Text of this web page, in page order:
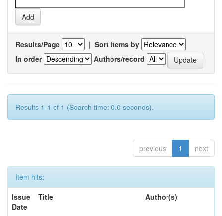
Results/Page | Sort items by
In order
Authors/record
Results 1-1 of 1 (Search time: 0.0 seconds).
previous 1 next
Item hits:
Issue
Date
Title Author(s)